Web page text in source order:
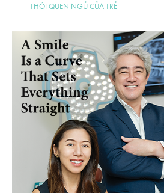
THÓI QUEN NGỦ CỦA TRẺ